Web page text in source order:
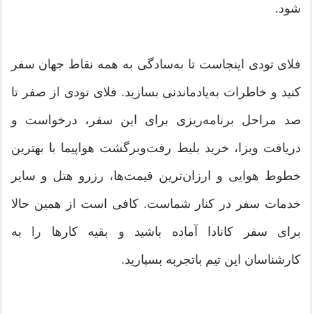
شود.
فلای تودی اینجاست تا به‌سادگی به همه نقاط جهان سفر
کنید و خاطرات به‌یادماندنی بسازید. فلای تودی از صفر تا
صد مراحل برنامه‌ریزی برای این سفر، درخواست و
دریافت ویزا، خرید بلیط رفت‌و‌برگشت هواپیما با بهترین
خطوط هوایی و ارزان‌ترین قیمت‌ها، رزرو هتل و سایر
خدمات سفر در کنار شماست. کافی است از همین حالا
برای سفر کانادا آماده باشید و بقیه کارها را به
کارشناسان این تیم باتجربه بسپارید.